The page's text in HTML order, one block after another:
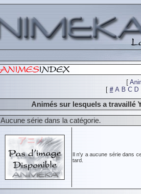
[
[ # A B C D
Animés sur lesquels a travaillé
Aucune série dans la catégorie.
Il n'y a aucune série dans
tard.